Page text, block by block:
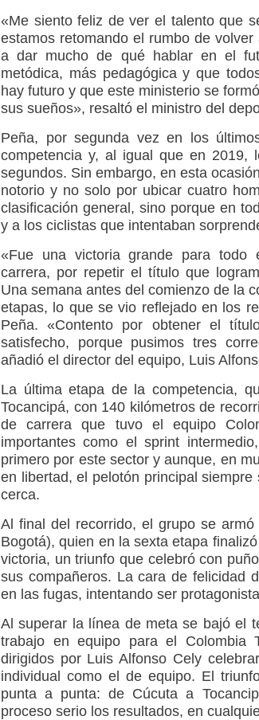
«Me siento feliz de ver el talento que
estamos retomando el rumbo de
a dar mucho de qué hablar en el
metódica, más pedagógica y que
hay futuro y que este ministerio se
sus sueños», resaltó el ministro del
Peña, por segunda vez en los
competencia y, al igual que en
segundos. Sin embargo, en esta
notorio y no solo por ubicar cuatro
clasificación general, sino porque en
y a los ciclistas que intentaban
«Fue una victoria grande para todo
carrera, por repetir el título que
Una semana antes del comienzo de la
etapas, lo que se vio reflejado en los
Peña. «Contento por obtener el
satisfecho, porque pusimos tres
añadió el director del equipo, Luis
La última etapa de la competencia,
Tocancipá, con 140 kilómetros de
de carrera que tuvo el equipo
importantes como el sprint
primero por este sector y aunque, en
en libertad, el pelotón principal
cerca.
Al final del recorrido, el grupo se
Bogotá), quien en la sexta etapa
victoria, un triunfo que celebró con
sus compañeros. La cara de felicidad
en las fugas, intentando ser
Al superar la línea de meta se bajó el
trabajo en equipo para el Colombia
dirigidos por Luis Alfonso Cely
individual como el de equipo. El
punta a punta: de Cúcuta a
proceso serio los resultados, en